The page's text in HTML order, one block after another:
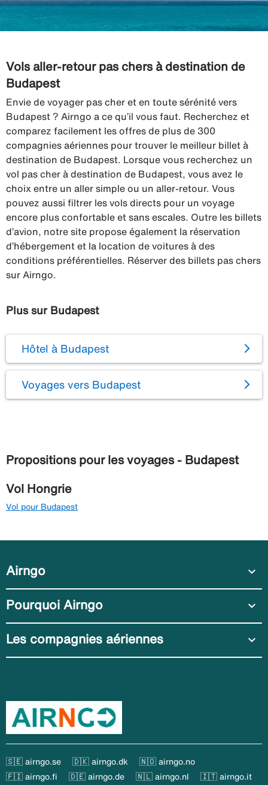
Vols aller-retour pas chers à destination de
Budapest
Envie de voyager pas cher et en toute sérénité vers
Budapest ? Airngo a ce qu’il vous faut. Recherchez et
comparez facilement les offres de plus de 300
compagnies aériennes pour trouver le meilleur billet à
destination de Budapest. Lorsque vous recherchez un
vol pas cher à destination de Budapest, vous avez le
choix entre un aller simple ou un aller-retour. Vous
pouvez aussi filtrer les vols directs pour un voyage
encore plus confortable et sans escales. Outre les billets
d’avion, notre site propose également la réservation
d’hébergement et la location de voitures à des
conditions préférentielles. Réserver des billets pas chers
sur Airngo.
Plus sur Budapest
Hôtel à Budapest
Voyages vers Budapest
Propositions pour les voyages - Budapest
Vol Hongrie
Vol pour Budapest
Airngo expand_more
Pourquoi Airngo expand_more
Les compagnies aériennes expand_more
🇸🇪 airngo.se 🇩🇰 airngo.dk
🇳🇴 airngo.no
🇫🇮 airngo.fi
🇩🇪 airngo.de 🇳🇱 airngo.nl 🇮🇹 airngo.it